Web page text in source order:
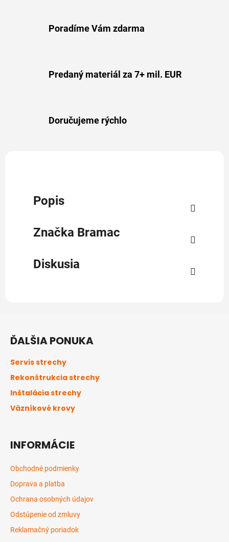
Poradíme Vám zdarma
Predaný materiál za 7+ mil. EUR
Doručujeme rýchlo
Popis
Značka Bramac
Diskusia
ĎALŠIA PONUKA
Servis strechy
Rekonštrukcia strechy
Inštalácia strechy
Väzníkové krovy
INFORMÁCIE
Obchodné podmienky
Doprava a platba
Ochrana osobných údajov
Odstúpenie od zmluvy
Reklamačný poriadok